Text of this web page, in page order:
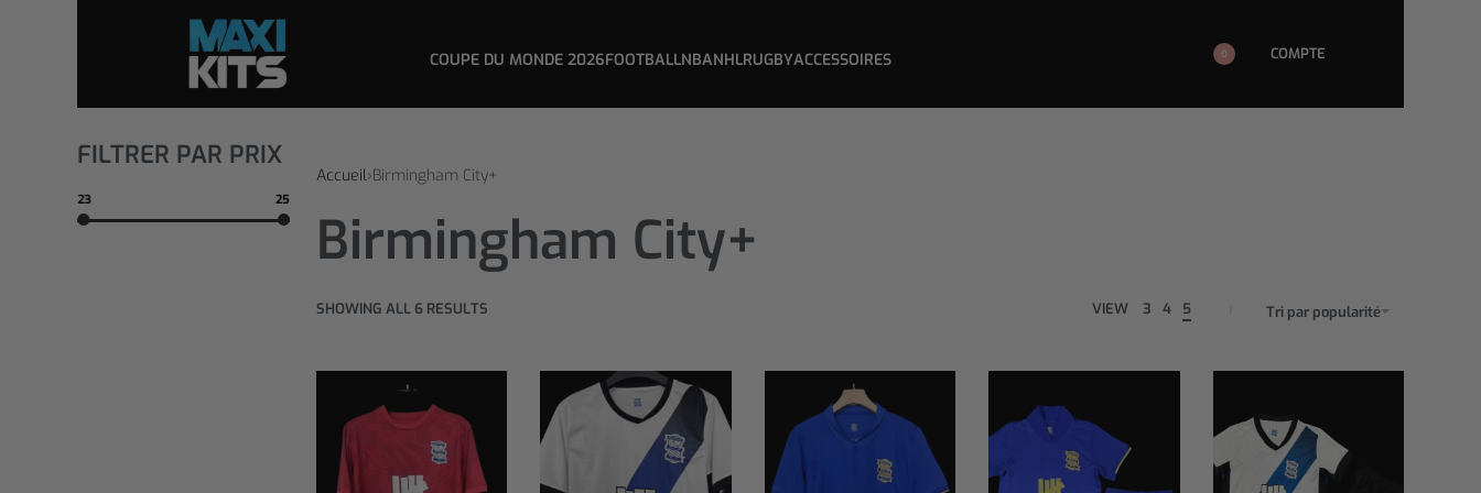
COUPE DU MONDE 2026FOOTBALLNBANHLRUGBYACCESSOIRES 0 COMPTE
FILTRER PAR PRIX
23 25
Accueil›Birmingham City+
Birmingham City+
SHOWING ALL 6 RESULTS VIEW 3 4 5 Tri par popularité